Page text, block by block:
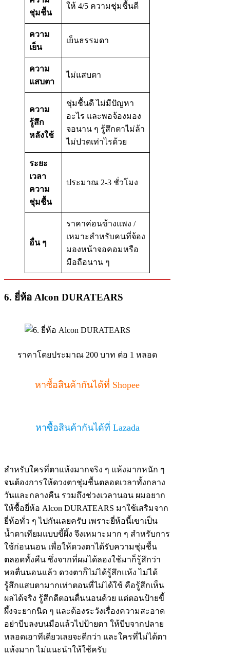
ชุ่มชื้น
ให้ 4/5 ความชุ่มชื้นดี
ความ
เย็น
เย็นธรรมดา
ความ
แสบตา
ไม่แสบตา
ความ
รู้สึก
หลังใช้
ชุ่มชื้นดี ไม่มีปัญหา
อะไร และพอจ้องมอง
จอนาน ๆ รู้สึกตาไม่ล้า
ไม่ปวดเท่าไรด้วย
ระยะ
เวลา
ความ
ชุ่มชื้น
ประมาณ 2-3 ชั่วโมง
อื่น ๆ
ราคาค่อนข้างแพง /
เหมาะสำหรับคนที่จ้อง
มองหน้าจอคอมหรือ
มือถือนาน ๆ
6. ยี่ห้อ Alcon DURATEARS
ราคาโดยประมาณ 200 บาท ต่อ 1 หลอด
หาซื้อสินค้ากันได้ที่ Shopee
หาซื้อสินค้ากันได้ที่ Lazada
สำหรับใครที่ตาแห้งมากจริง ๆ แห้งมากหนัก ๆ
จนต้องการให้ดวงตาชุ่มชื้นตลอดเวลาทั้งกลาง
วันและกลางคืน รวมถึงช่วงเวลานอน ผมอยาก
ให้ซื้อยี่ห้อ Alcon DURATEARS มาใช้เสริมจาก
ยี่ห้อทั่ว ๆ ไปกันเลยครับ เพราะยี่ห้อนี้เขาเป็น
น้ำตาเทียมแบบขี้ผึ้ง จึงเหมาะมาก ๆ สำหรับการ
ใช้ก่อนนอน เพื่อให้ดวงตาได้รับความชุ่มชื้น
ตลอดทั้งคืน ซึ่งจากที่ผมได้ลองใช้มาก็รู้สึกว่า
พอตื่นนอนแล้ว ดวงตาก็ไม่ได้รู้สึกแห้ง ไม่ได้
รู้สึกแสบตามากเท่าตอนที่ไม่ได้ใช้ คือรู้สึกเห็น
ผลได้จริง รู้สึกดีตอนตื่นนอนด้วย แต่ตอนป้ายขี้
ผึ้งจะยากนิด ๆ และต้องระวังเรื่องความสะอาด
อย่าบีบลงบนมือแล้วไปป้ายตา ให้บีบจากปลาย
หลอดเอาทีเดียวเลยจะดีกว่า และใครที่ไม่ได้ตา
แห้งมาก ไม่แนะนำให้ใช้ครับ